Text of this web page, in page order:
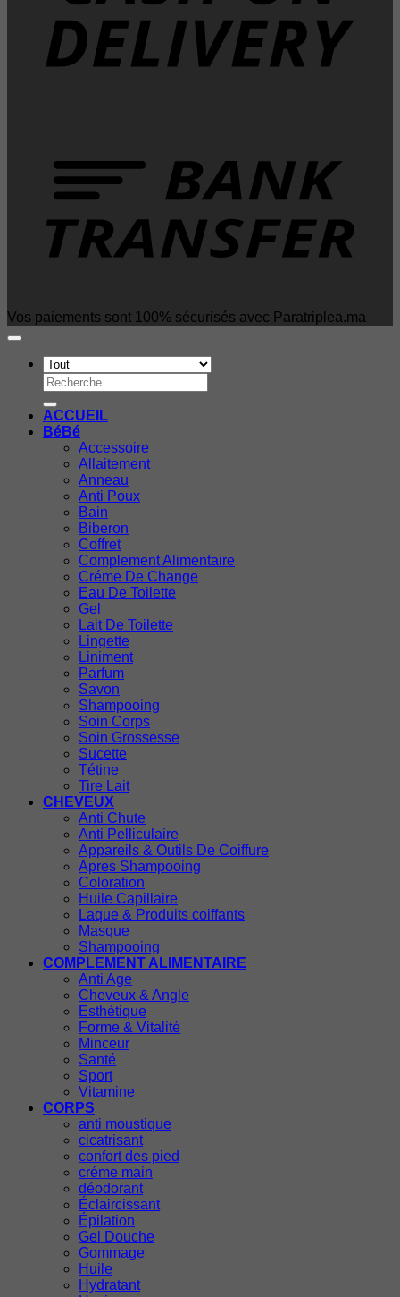
Vos paiements sont 100% sécurisés avec Paratriplea.ma
Recherche
pour :
ACCUEIL
BéBé
Accessoire
Allaitement
Anneau
Anti Poux
Bain
Biberon
Coffret
Complement Alimentaire
Créme De Change
Eau De Toilette
Gel
Lait De Toilette
Lingette
Liniment
Parfum
Savon
Shampooing
Soin Corps
Soin Grossesse
Sucette
Tétine
Tire Lait
CHEVEUX
Anti Chute
Anti Pelliculaire
Appareils & Outils De Coiffure
Apres Shampooing
Coloration
Huile Capillaire
Laque & Produits coiffants
Masque
Shampooing
COMPLEMENT ALIMENTAIRE
Anti Age
Cheveux & Angle
Esthétique
Forme & Vitalité
Minceur
Santé
Sport
Vitamine
CORPS
anti moustique
cicatrisant
confort des pied
créme main
déodorant
Éclaircissant
Épilation
Gel Douche
Gommage
Huile
Hydratant